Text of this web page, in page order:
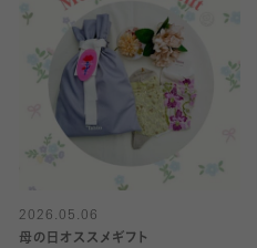
2026.05.06
母の日オススメギフト